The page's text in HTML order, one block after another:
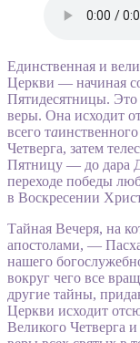
Единственная и
Церкви — начиная
Пятидесятницы. Это
веры. Она исходит
всего та
Четверга, затем
Пятницу — до дара
переходе победы
в Воскресении
Тайная Вечеря, на
апостолами, —
нашего
вокруг чего все
другие тайны,
Церкви исходит
Великого Четверга